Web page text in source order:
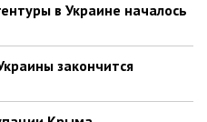
в Украине началось
закончится